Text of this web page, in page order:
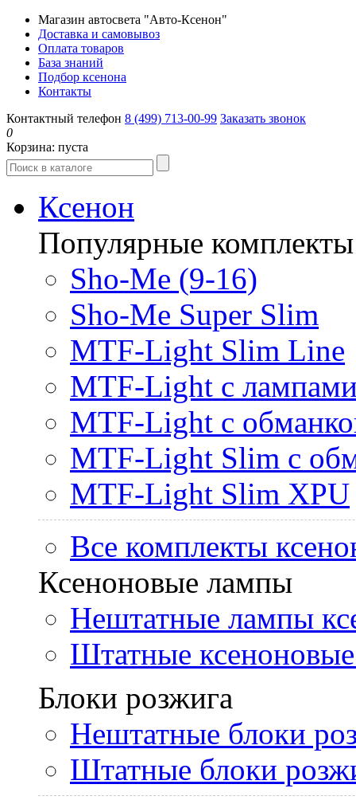
Магазин автосвета "Авто-Ксенон"
Доставка и самовывоз
Оплата товаров
База знаний
Подбор ксенона
Контакты
Контактный телефон 8 (499) 713-00-99 Заказать звонок
0
Корзина: пуста
Ксенон
Популярные комплекты
Sho-Me (9-16)
Sho-Me Super Slim
MTF-Light Slim Line
MTF-Light с
MTF-Light с
MTF-Light Slim с
MTF-Light Slim XPU
Все комплекты
Ксеноновые лампы
Нештатные лампы
Штатные
Блоки розжига
Нештатные блоки
Штатные блоки